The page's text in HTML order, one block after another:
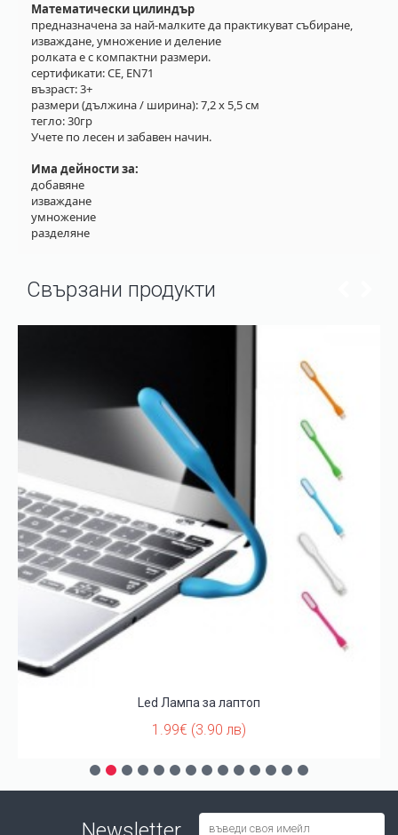
Математически цилиндър
предназначена за най-малките да практикуват събиране,
изваждане, умножение и деление
ролката е с компактни размери.
сертификати: CE, EN71
възраст: 3+
размери (дължина / ширина): 7,2 х 5,5 см
тегло: 30гр
Учете по лесен и забавен начин.
Има дейности за:
добавяне
изваждане
умножение
разделяне
Свързани продукти
Led Лампа за лаптоп
1.99€ (3.90 лв)